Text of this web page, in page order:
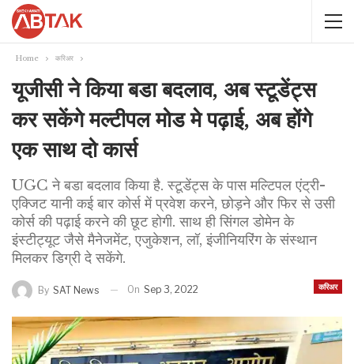
Home करिअर
यूजीसी ने किया बडा बदलाव, अब स्टूडेंट्स
कर सकेंगे मल्टीपल मोड मे पढ़ाई, अब होंगे
एक साथ दो कार्स
UGC ने बडा बदलाव किया है. स्टूडेंट्स के पास मल्टिपल एंट्री-
एक्जिट यानी कई बार कोर्स में प्रवेश करने, छोड़ने और फिर से उसी
कोर्स की पढ़ाई करने की छूट होगी. साथ ही सिंगल डोमेन के
इंस्टीट्यूट जैसे मैनेजमेंट, एजुकेशन, लॉ, इंजीनियरिंग के संस्थान
मिलकर डिग्री दे सकेंगे.
करिअर
By SAT News On Sep 3, 2022